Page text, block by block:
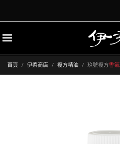
首頁 伊柔商店 複方精油 玖號複方香氣